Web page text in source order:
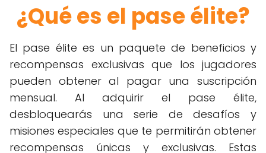
¿Qué es el pase élite?
El pase élite es un paquete de beneficios y
recompensas exclusivas que los jugadores
pueden obtener al pagar una suscripción
mensual. Al adquirir el pase élite,
desbloquearás una serie de desafíos y
misiones especiales que te permitirán obtener
recompensas únicas y exclusivas. Estas